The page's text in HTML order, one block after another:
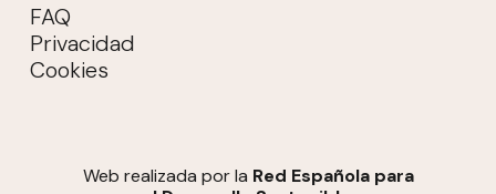
FAQ
Privacidad
Cookies
Web realizada por la Red Española para